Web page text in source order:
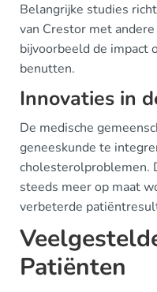
Belangrijke studies
van Crestor met
bijvoorbeeld de impact
benutten.
Innovaties in
De medische
geneeskunde te
cholesterolproblemen.
steeds meer op maat
verbeterde
Patiënten